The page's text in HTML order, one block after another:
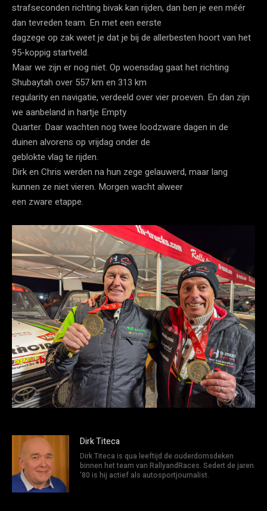
strafseconden richting bivak kan rijden, dan ben je een méér
dan tevreden team. En met een eerste
dagzege op zak weet je dat je bij de allerbesten hoort van het
95-koppig startveld.
Maar we zijn er nog niet. Op woensdag gaat het richting
Shubaytah over 557 km en 313 km
regularity en navigatie, verdeeld over vier proeven. En dan zijn
we aanbeland in hartje Empty
Quarter. Daar wachten nog twee loodzware dagen in de
duinen alvorens op vrijdag onder de
geblokte vlag te rijden.
Dirk en Chris werden na hun zege gelauwerd, maar lang
kunnen ze niet vieren. Morgen wacht alweer
een zware etappe.
Dirk Titeca
Dirk Titeca is qua leeftijd de ouderdomsdeken
binnen het team van RallyandRaces. Sedert de jaren
'80 is hij actief als autosportjournalist.